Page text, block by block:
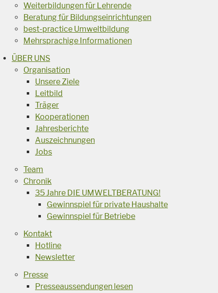
Weiterbildungen für Lehrende
Beratung für Bildungseinrichtungen
best-practice Umweltbildung
Mehrsprachige Informationen
ÜBER UNS
Organisation
Unsere Ziele
Leitbild
Träger
Kooperationen
Jahresberichte
Auszeichnungen
Jobs
Team
Chronik
35 Jahre DIE UMWELTBERATUNG!
Gewinnspiel für private Haushalte
Gewinnspiel für Betriebe
Kontakt
Hotline
Newsletter
Presse
Presseaussendungen lesen